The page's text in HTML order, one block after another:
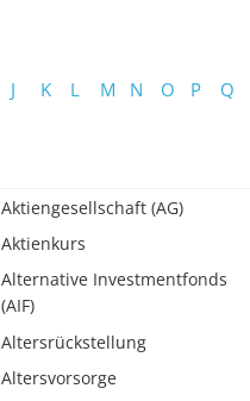
J K L M N O P Q
Aktiengesellschaft (AG)
Aktienkurs
Alternative Investmentfonds
(AIF)
Altersrückstellung
Altersvorsorge